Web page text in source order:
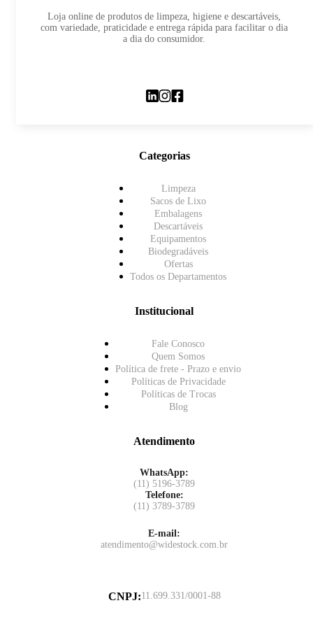
Loja online de produtos de limpeza, higiene e descartáveis,
com variedade, praticidade e entrega rápida para facilitar o dia
a dia do consumidor.
Categorias
Limpeza
Sacos de Lixo
Embalagens
Descartáveis
Equipamentos
Biodegradáveis
Ofertas
Todos os Departamentos
Institucional
Fale Conosco
Quem Somos
Política de frete - Prazo e envio
Políticas de Privacidade
Políticas de Trocas
Blog
Atendimento
WhatsApp:
(11) 5196-3789
Telefone:
(11) 3789-3789
E-mail:
atendimento@widestock.com.br
CNPJ:11.699.331/0001-88